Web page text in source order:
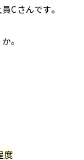
Cさんです。
。
度